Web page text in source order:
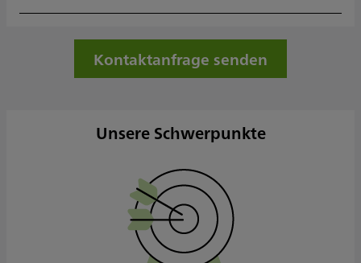
Mittwoch
08:00 - 17:00
Kontaktanfrage senden
Unsere Schwerpunkte